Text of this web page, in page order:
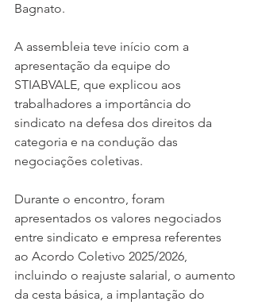
Bagnato.
A assembleia teve início com a
apresentação da equipe do
STIABVALE, que explicou aos
trabalhadores a importância do
sindicato na defesa dos direitos da
categoria e na condução das
negociações coletivas.
Durante o encontro, foram
apresentados os valores negociados
entre sindicato e empresa referentes
ao Acordo Coletivo 2025/2026,
incluindo o reajuste salarial, o aumento
da cesta básica, a implantação do